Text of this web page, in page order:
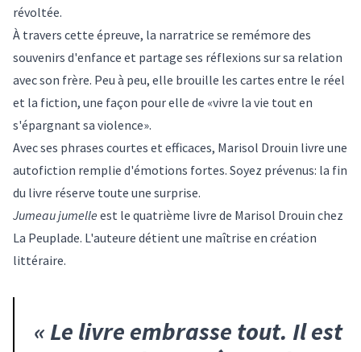
révoltée.
À travers cette épreuve, la narratrice se remémore des
souvenirs d'enfance et partage ses réflexions sur sa relation
avec son frère. Peu à peu, elle brouille les cartes entre le réel
et la fiction, une façon pour elle de «vivre la vie tout en
s'épargnant sa violence».
Avec ses phrases courtes et efficaces, Marisol Drouin livre une
autofiction remplie d'émotions fortes. Soyez prévenus: la fin
du livre réserve toute une surprise.
Jumeau jumelle est le quatrième livre de Marisol Drouin chez
La Peuplade. L'auteure détient une maîtrise en création
littéraire.
« Le livre embrasse tout. Il est